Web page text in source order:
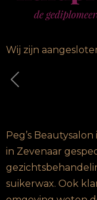
Wij zijn
Vorige
Peg’s
in Zevenaar
suikerwax. Ook